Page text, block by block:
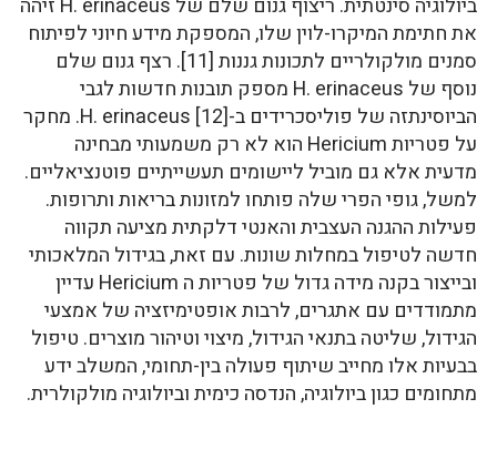
ביולוגיה סינטתית. ריצוף גנום שלם של H. erinaceus זיהה
את חתימת המיקרו-לוין שלו, המספקת מידע חיוני לפיתוח
סמנים מולקולריים לתכונות גננות [11]. רצף גנום שלם
נוסף של H. erinaceus מספק תובנות חדשות לגבי
הביוסינתזה של פוליסכרידים ב-H. erinaceus [12]. מחקר
על פטריות Hericium הוא לא רק משמעותי מבחינה
מדעית אלא גם מוביל ליישומים תעשייתיים פוטנציאליים.
למשל, גופי הפרי שלה פותחו למזונות בריאות ותרופות.
פעילות ההגנה העצבית והאנטי דלקתית מציעה תקווה
חדשה לטיפול במחלות שונות. עם זאת, בגידול המלאכותי
ובייצור בקנה מידה גדול של פטריות ה Hericium עדיין
מתמודדים עם אתגרים, לרבות אופטימיזציה של אמצעי
הגידול, שליטה בתנאי הגידול, מיצוי וטיהור מוצרים. טיפול
בבעיות אלו מחייב שיתוף פעולה בין-תחומי, המשלב ידע
מתחומים כגון ביולוגיה, הנדסה כימית וביולוגיה מולקולרית.